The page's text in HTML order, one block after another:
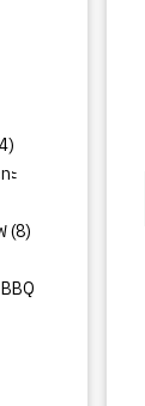
24
สินค้า
ะ
88